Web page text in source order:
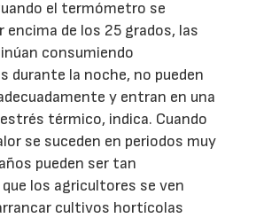
el termómetro se
encima de los 25 grados, las
consumiendo
durante la noche, no pueden
y entran en una
térmico, indica. Cuando
se suceden en periodos muy
pueden ser tan
los agricultores se ven
cultivos hortícolas